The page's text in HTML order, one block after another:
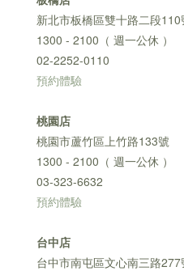
新北市板橋區雙十路二段110
1300 - 2100（ 週一公休 ）
02-2252-0110
預約體驗
桃園店
桃園市蘆竹區上竹路133號
1300 - 2100（ 週一公休 ）
03-323-6632
預約體驗
台中店
台中市南屯區文心南三路277